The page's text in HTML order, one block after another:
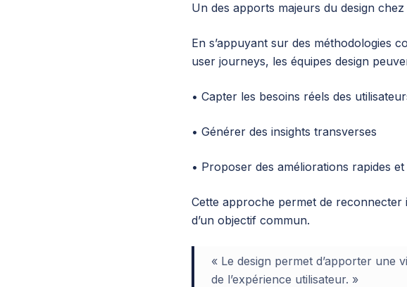
Un des apports majeurs du design
En s’appuyant sur des méthodologies
user journeys, les équipes design
• Capter les besoins réels des
• Générer des insights transverses
• Proposer des améliorations rapides
Cette approche permet de
d’un objectif commun.
« Le design permet d’apporter une
de l’expérience utilisateur. »